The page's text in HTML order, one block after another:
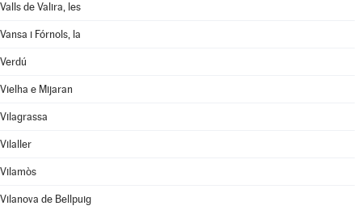
Valls de Valira, les
Vansa i Fórnols, la
Verdú
Vielha e Mijaran
Vilagrassa
Vilaller
Vilamòs
Vilanova de Bellpuig